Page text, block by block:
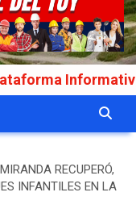
RECUPERÓ,
INFANTILES EN LA